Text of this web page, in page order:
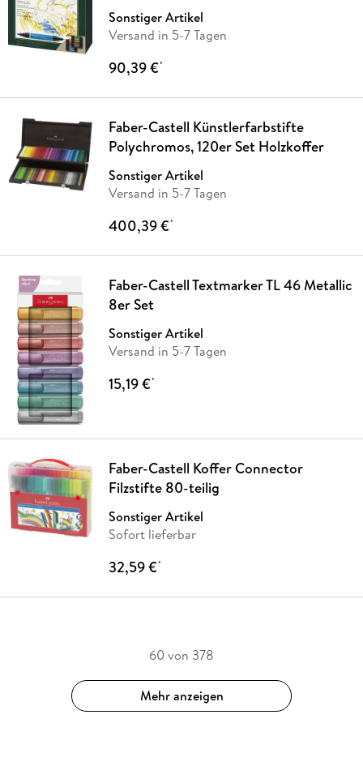
Sonstiger Artikel
Versand in 5-7 Tagen
90,39 €*
Faber-Castell Künstlerfarbstifte
Polychromos, 120er Set Holzkoffer
Sonstiger Artikel
Versand in 5-7 Tagen
400,39 €*
Faber-Castell Textmarker TL 46 Metallic
8er Set
Sonstiger Artikel
Versand in 5-7 Tagen
15,19 €*
Faber-Castell Koffer Connector
Filzstifte 80-teilig
Sonstiger Artikel
Sofort lieferbar
32,59 €*
60 von 378
Mehr anzeigen